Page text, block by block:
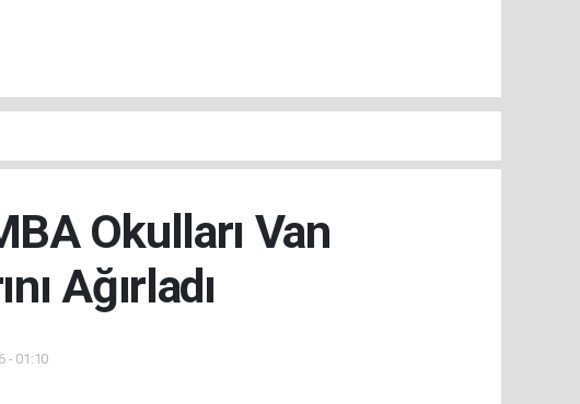
Okulları Van
Ağırladı
- 01:10